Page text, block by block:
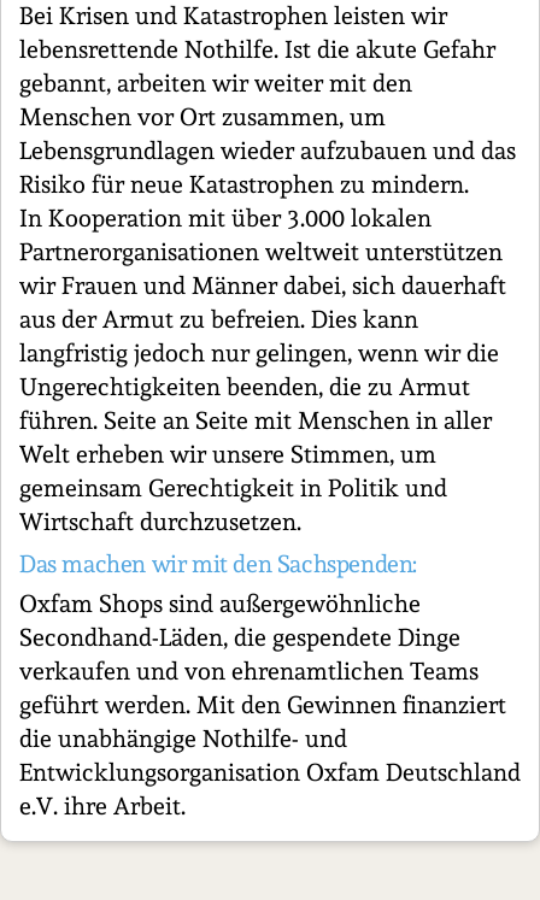
Bei Krisen und Katastrophen leisten wir
lebensrettende Nothilfe. Ist die akute Gefahr
gebannt, arbeiten wir weiter mit den
Menschen vor Ort zusammen, um
Lebensgrundlagen wieder aufzubauen und das
Risiko für neue Katastrophen zu mindern.
In Kooperation mit über 3.000 lokalen
Partnerorganisationen weltweit unterstützen
wir Frauen und Männer dabei, sich dauerhaft
aus der Armut zu befreien. Dies kann
langfristig jedoch nur gelingen, wenn wir die
Ungerechtigkeiten beenden, die zu Armut
führen. Seite an Seite mit Menschen in aller
Welt erheben wir unsere Stimmen, um
gemeinsam Gerechtigkeit in Politik und
Wirtschaft durchzusetzen.
Das machen wir mit den Sachspenden:
Oxfam Shops sind außergewöhnliche
Secondhand-Läden, die gespendete Dinge
verkaufen und von ehrenamtlichen Teams
geführt werden. Mit den Gewinnen finanziert
die unabhängige Nothilfe- und
Entwicklungsorganisation Oxfam Deutschland
e.V. ihre Arbeit.